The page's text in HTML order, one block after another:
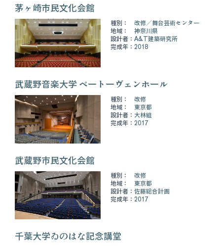
茅ヶ崎市民文化会館
種別： 改修
舞台芸術センター
地域：
神奈川県
設計者： A&T建築研究所
完成年： 2018
武蔵野音楽大学 ベートーヴェンホール
種別：
改修
地域：
東京都
設計者： 大林組
完成年： 2017
武蔵野市民文化会館
種別：
改修
地域：
東京都
設計者： 佐藤総合計画
完成年： 2017
千葉大学ゐのはな記念講堂